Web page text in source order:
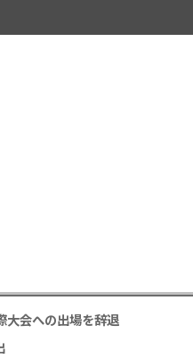
大会への出場を辞退